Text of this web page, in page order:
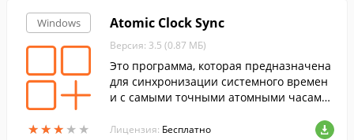
Windows
★★★ ★ ★
★★★ ★ ★
Atomic Clock Sync
Версия: 3.5 (0.87 МБ)
Это программа, которая предназначена
для синхронизации системного времен
и с самыми точными атомными часами
Лицензия: Бесплатно